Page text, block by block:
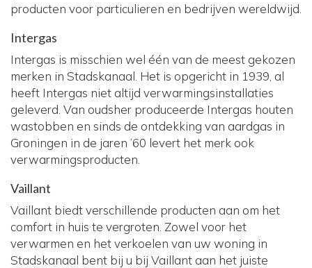
producten voor particulieren en bedrijven wereldwijd.
Intergas
Intergas is misschien wel één van de meest gekozen
merken in Stadskanaal. Het is opgericht in 1939, al
heeft Intergas niet altijd verwarmingsinstallaties
geleverd. Van oudsher produceerde Intergas houten
wastobben en sinds de ontdekking van aardgas in
Groningen in de jaren ’60 levert het merk ook
verwarmingsproducten.
Vaillant
Vaillant biedt verschillende producten aan om het
comfort in huis te vergroten. Zowel voor het
verwarmen en het verkoelen van uw woning in
Stadskanaal bent bij u bij Vaillant aan het juiste